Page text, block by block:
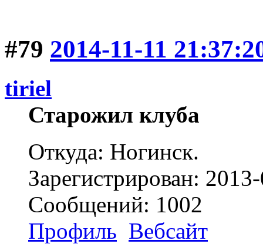
#79 2014-11-11
tiriel
Старожил клуба
Откуда: Ногинск.
Зарегистрирован:
Сообщений: 1002
Профиль Вебсайт